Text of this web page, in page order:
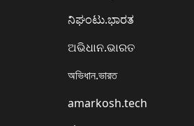
ನಿಘಂಟು.ಭಾರತ
ଅଭିଧାନ.ଭାରତ
অভিধান.ভারত
amarkosh.tech